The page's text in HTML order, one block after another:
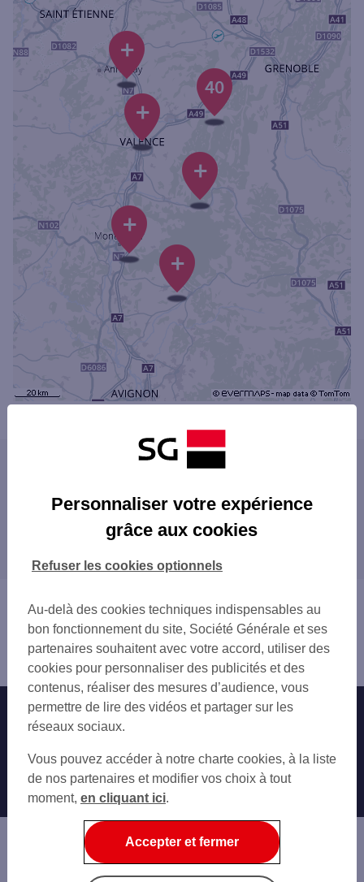
Rue
Rechercher
+
+
+
40
+
+
Les distributeurs/automates dans les villes
VALENCE
BOURG-DE-PÉAGE
MONTÉLIMAR
ROMANS-SUR-ISÈRE
Les distributeurs/automates dans les
04 ALPES-DE-HAUTE-PROVENCE
07 ARDÈCHE
38 ISÈRE
84 VAUCLUSE
Distributeurs/automates
Drôme
Nos engagements Nous contacter
Autres sites SG
Professionnels
Entreprises
Associations
Banque privée
Personnaliser votre expérience
grâce aux cookies
Au-delà des cookies techniques indispensables au
bon fonctionnement du site, Société Générale et ses
partenaires souhaitent avec votre accord, utiliser des
cookies pour personnaliser des publicités et des
contenus, réaliser des mesures d’audience, vous
permettre de lire des vidéos et partager sur les
réseaux sociaux.
Vous pouvez accéder à notre charte cookies, à la liste
de nos partenaires et modifier vos choix à tout
moment, en cliquant ici.
Refuser les cookies optionnels
Accepter et fermer